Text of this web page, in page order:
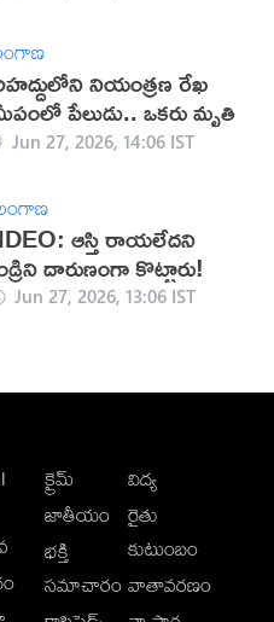
నియంత్రణ రేఖ
పేలుడు.. ఒకరు మృతి
Jun 27, 2026, 14:06 IST
ఆస్తి రాయలేదని
దారుణంగా కొట్టారు!
Jun 27, 2026, 13:06 IST
క్రైమ్
జాతీయం
భక్తి
సమాచారం
విద్య
రైతు
కుటుంబం
వాతావరణం